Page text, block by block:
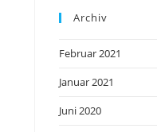
Archiv
Februar 2021
Januar 2021
Juni 2020